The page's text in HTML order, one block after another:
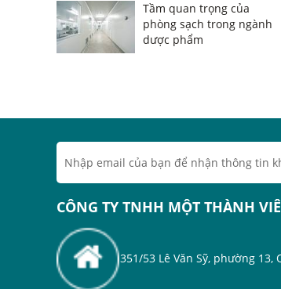
Tầm quan trọng của
phòng sạch trong ngành
dược phẩm
CÔNG TY TNHH MỘT THÀNH
351/53 Lê Văn Sỹ, phường 13,